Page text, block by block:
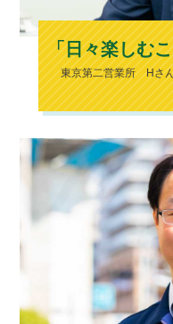
「日々楽しむ
東京第二営業所 Hさ